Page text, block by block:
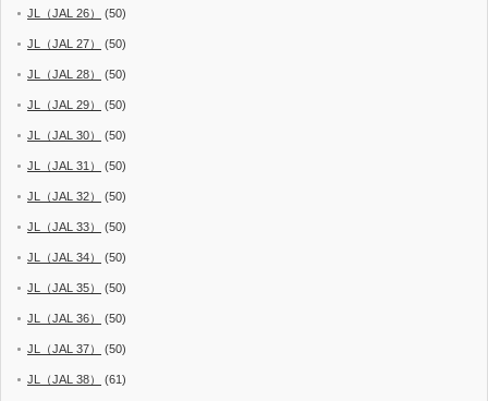
JL（JAL 26） (50)
JL（JAL 27） (50)
JL（JAL 28） (50)
JL（JAL 29） (50)
JL（JAL 30） (50)
JL（JAL 31） (50)
JL（JAL 32） (50)
JL（JAL 33） (50)
JL（JAL 34） (50)
JL（JAL 35） (50)
JL（JAL 36） (50)
JL（JAL 37） (50)
JL（JAL 38） (61)